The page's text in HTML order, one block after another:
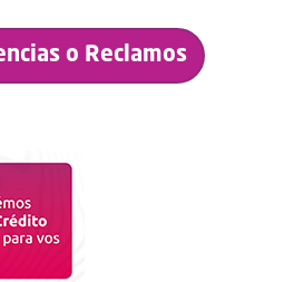
o Reclamos